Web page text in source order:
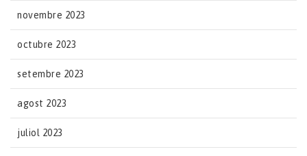
novembre 2023
octubre 2023
setembre 2023
agost 2023
juliol 2023